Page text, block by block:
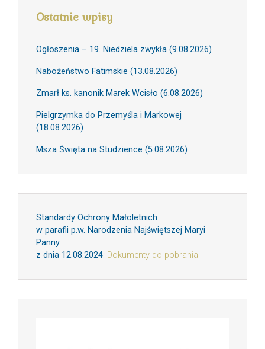
Ostatnie wpisy
Ogłoszenia – 19. Niedziela zwykła (9.08.2026)
Nabożeństwo Fatimskie (13.08.2026)
Zmarł ks. kanonik Marek Wcisło (6.08.2026)
Pielgrzymka do Przemyśla i Markowej
(18.08.2026)
Msza Święta na Studzience (5.08.2026)
Standardy Ochrony Małoletnich
w parafii p.w. Narodzenia Najświętszej Maryi
Panny
z dnia 12.08.2024: Dokumenty do pobrania